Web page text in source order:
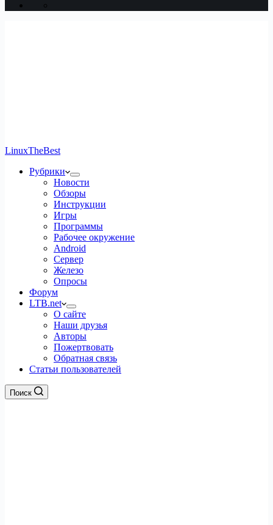
LinuxTheBest
Рубрики
Новости
Обзоры
Инструкции
Игры
Программы
Рабочее окружение
Android
Сервер
Железо
Опросы
Форум
LTB.net
О сайте
Наши друзья
Авторы
Пожертвовать
Обратная связь
Статьи пользователей
Поиск